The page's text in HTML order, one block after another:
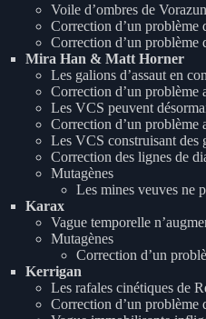
Voile d’ombres de
Correction d’un problème
Correction d’un problème
Mira Han & Matt Horner
Les galions d’assaut en
Correction d’un problème
Les VCS peuvent
Correction d’un problème
Les VCS construisant des
Correction des lignes de
Mutagènes
Les mines veuves ne
Karax
Vague temporelle
Mutagènes
Correction d’un
Kerrigan
Les rafales cinétiques de
Correction d’un problème